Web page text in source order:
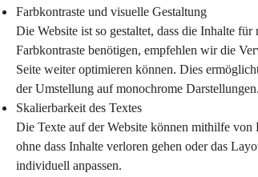
Farbkontraste und visuelle Gestaltung
Die Website ist so gestaltet, dass die Inhalte
Farbkontraste benötigen, empfehlen wir die
Seite weiter optimieren können. Dies
der Umstellung auf monochrome Darstellungen.
Skalierbarkeit des Textes
Die Texte auf der Website können mithilfe
ohne dass Inhalte verloren gehen oder das
individuell anpassen.